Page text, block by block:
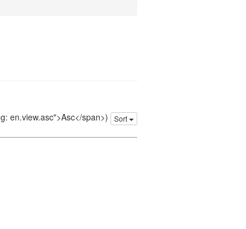
en.view.asc">Asc</span>) Sort